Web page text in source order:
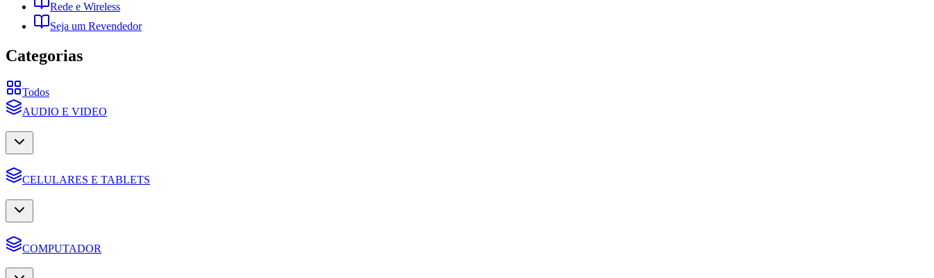
Rede e Wireless
Seja um Revendedor
Categorias
Todos
AUDIO E VIDEO
CELULARES E TABLETS
COMPUTADOR